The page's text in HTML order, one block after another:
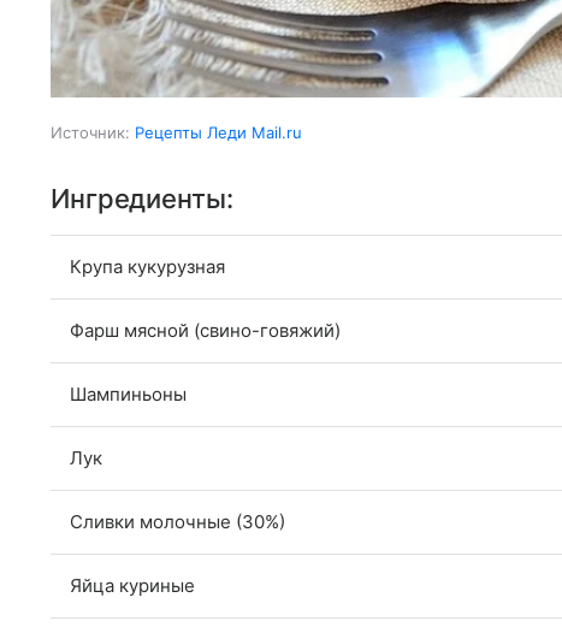
Источник: Рецепты Леди Mail.ru
Ингредиенты:
Крупа кукурузная
Фарш мясной (свино-говяжий)
Шампиньоны
Лук
Сливки молочные (30%)
Яйца куриные